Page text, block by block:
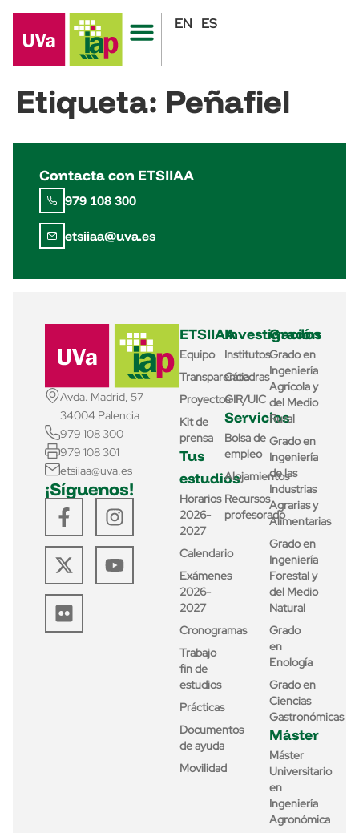
EN ES
Etiqueta: Peñafiel
Contacta con ETSIIAA
979 108 300
etsiiaa@uva.es
Avda. Madrid, 57
34004 Palencia
979 108 300
979 108 301
etsiiaa@uva.es
¡Síguenos!
ETSIIAA
Equipo
Transparencia
Proyectos
Kit de
prensa
Tus
estudios
Horarios
2026-
2027
Calendario
Exámenes
2026-
2027
Cronogramas
Trabajo
fin de
estudios
Prácticas
Documentos
de ayuda
Movilidad
Investigación
Institutos
Cátedras
GIR/UIC
Servicios
Bolsa de
empleo
Alojamientos
Recursos
profesorado
Grados
Grado en
Ingeniería
Agrícola y
del Medio
Rural
Grado en
Ingeniería
de las
Industrias
Agrarias y
Alimentarias
Grado en
Ingeniería
Forestal y
del Medio
Natural
Grado
en
Enología
Grado en
Ciencias
Gastronómicas
Máster
Máster
Universitario
en
Ingeniería
Agronómica